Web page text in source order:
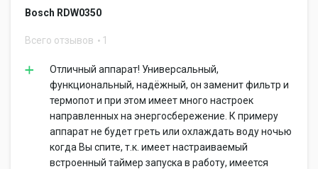
Bosch RDW0350
Всего отзывов 1
Отличный аппарат! Универсальный,
функциональный, надёжный, он заменит фильтр и
термопот и при этом имеет много настроек
направленных на энергосбережение. К примеру
аппарат не будет греть или охлаждать воду ночью
когда Вы спите, т.к. имеет настраиваемый
встроенный таймер запуска в работу, имеется